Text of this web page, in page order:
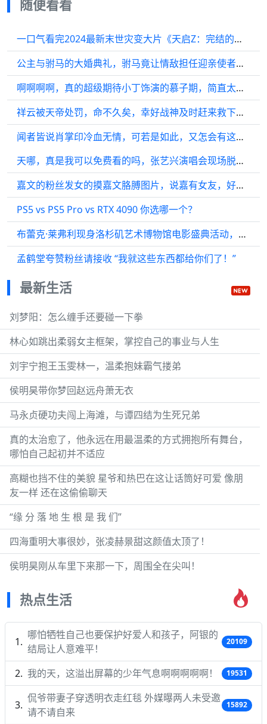
随便看看
一口气看完2024最新末世灾变大片《天启Z：完结的起点》
公主与驸马的大婚典礼，驸马竟让情敌担任迎亲使者……
啊啊啊啊，真的超级期待小丁饰演的慕子期，简直太帅了！ 丁禹兮
祥云被天帝处罚，命不久矣，幸好战神及时赶来救下祥云
闻者皆说肖掌印冷血无情，可若是如此，又怎会有这一群舍身相陪的兄弟呢？
天哪，真是我可以免费看的吗，张艺兴演唱会现场脱衣 直接就是造福粉丝了呀…
嘉文的粉丝发女的摸嘉文胳膊图片，说嘉有女友，好配呀！
PS5 vs PS5 Pro vs RTX 4090 你选哪一个？
布蕾克·莱弗利现身洛杉矶艺术博物馆电影盛典活动，Queen S拖地长裙很惊艳
孟鹤堂夸赞粉丝请接收 “我就这些东西都给你们了！”
最新生活
刘梦阳：怎么缠手还要碰一下拳
林心如跳出柔弱女主框架，掌控自己的事业与人生
刘宇宁抱王玉雯林一，温柔抱妹霸气搂弟
侯明昊带你梦回赵远舟萧无衣
马永贞硬功夫闯上海滩，与谭四结为生死兄弟
真的太治愈了，他永远在用最温柔的方式拥抱所有舞台，
哪怕自己起初并不适应
高糊也挡不住的美貌 星爷和热巴在这让话筒好可爱 像朋
友一样 还在这偷偷聊天
“缘 分 落 地 生 根 是 我 们”
四海重明大事很妙，张凌赫景甜这颜值太顶了！
侯明昊刚从车里下来那一下，周围全在尖叫！
热点生活
哪怕牺牲自己也要保护好爱人和孩子，阿银的
结局让人意难平！
20109
我的天，这溢出屏幕的少年气息啊啊啊啊啊！ 19531
侃爷带妻子穿透明衣走红毯 外媒曝两人未受邀
请不请自来
15892